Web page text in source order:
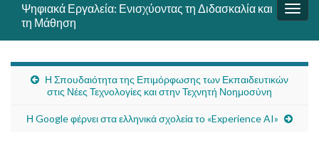
Ψηφιακά Εργαλεία: Ενισχύοντας τη Διδασκαλία και
τη Μάθηση
Η Σπουδαιότητα της Επιμόρφωσης των Εκπαιδευτικών
στις Νέες Τεχνολογίες και στην Τεχνητή Νοημοσύνη
Η Google φέρνει στα ελληνικά σχολεία το «Experience AI»